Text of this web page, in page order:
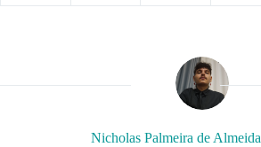
Nicholas Palmeira de Almeida